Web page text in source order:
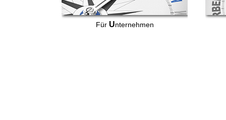
Für Unternehmen